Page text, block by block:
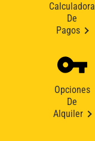
Calculadora
De
Pagos
Opciones
De
Alquiler